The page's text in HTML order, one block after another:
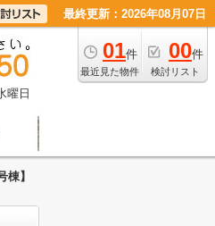
最終更新：2026年08月07日
01件
最近見た物件
00件
検討リスト
曜日
】